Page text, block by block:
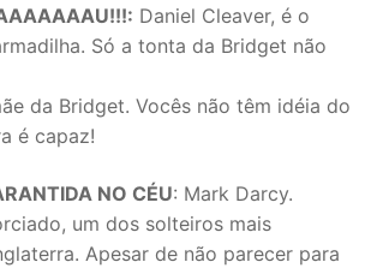
Daniel Cleaver, é o
Só a tonta da Bridget não
da Bridget. Vocês não têm idéia do
é capaz!
NO CÉU: Mark Darcy.
um dos solteiros mais
Apesar de não parecer para